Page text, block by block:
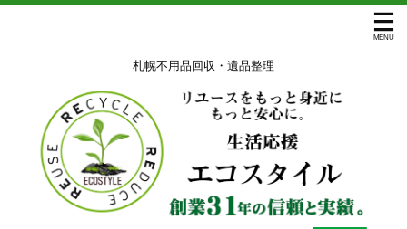
札幌不用品回収・遺品整理